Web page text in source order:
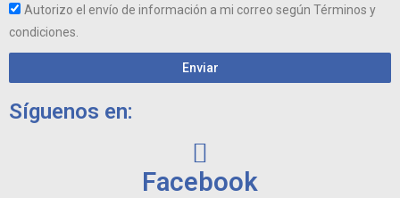
Autorizo el envío de información a mi correo según Términos y
condiciones.
Enviar
Síguenos en:
Facebook